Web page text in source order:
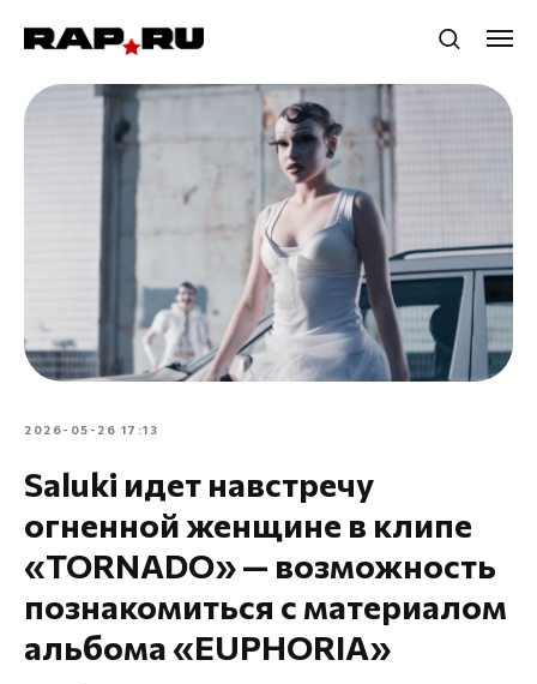
2026-05-26 17:13
Saluki идет навстречу
огненной женщине в клипе
«TORNADO» — возможность
познакомиться с материалом
альбома «EUPHORIA»